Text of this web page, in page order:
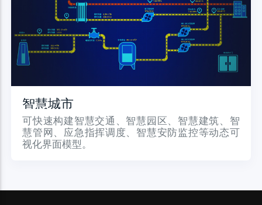
智慧城市
可快速构建智慧交通、智慧园区、智慧建筑、智
慧管网、应急指挥调度、智慧安防监控等动态可
视化界面模型。